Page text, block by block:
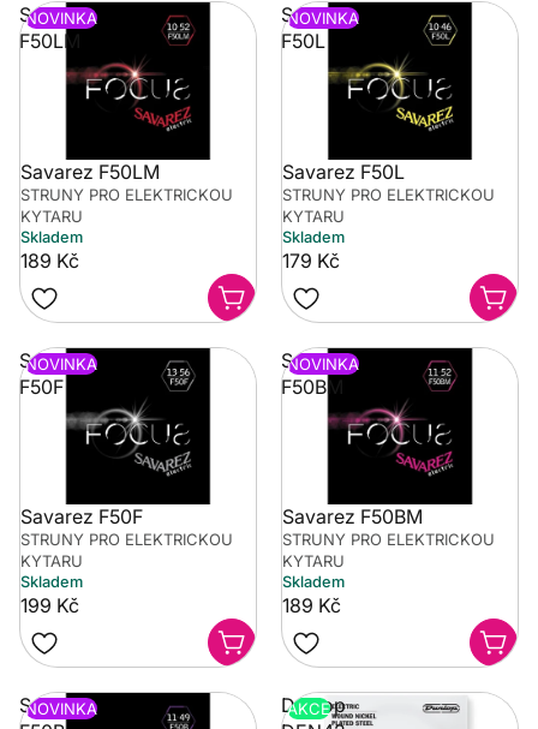
Savarez
F50LM
NOVINKA
Savarez F50LM
STRUNY PRO ELEKTRICKOU
KYTARU
Skladem
189 Kč
Savarez
F50L
NOVINKA
Savarez F50L
STRUNY PRO ELEKTRICKOU
KYTARU
Skladem
179 Kč
Savarez
F50F
NOVINKA
Savarez F50F
STRUNY PRO ELEKTRICKOU
KYTARU
Skladem
199 Kč
Savarez
F50BM
NOVINKA
Savarez F50BM
STRUNY PRO ELEKTRICKOU
KYTARU
Skladem
189 Kč
Savarez
NOVINKA
Dunlop
AKCE